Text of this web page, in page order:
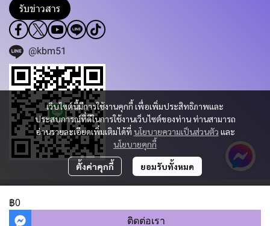
฿0
ติดต่อเรา
เว็บไซต์นี้มีการใช้งานคุกกี้ เพื่อเพิ่มประสิทธิภาพและ
ประสบการณ์ที่ดีในการใช้งานเว็บไซต์ของท่าน ท่านสามารถ
อ่านรายละเอียดเพิ่มเติมได้ที่ นโยบายความเป็นส่วนตัว และ
นโยบายคุกกี้
ตั้งค่าคุกกี้ ยอมรับทั้งหมด
รับข่าวสาร
@kbm51
Copyright 2023 | All Rights Reserved | Powered by KBM PART & TRADING
ผู้เข้าชมวันนี้777